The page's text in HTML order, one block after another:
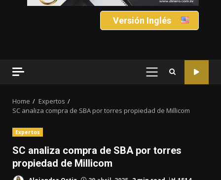
Versión Inglés
PRIMARY
Home
Expertos
SC analiza compra de SBA por torres propiedad de Millicom
Expertos
SC analiza compra de SBA por torres
propiedad de Millicom